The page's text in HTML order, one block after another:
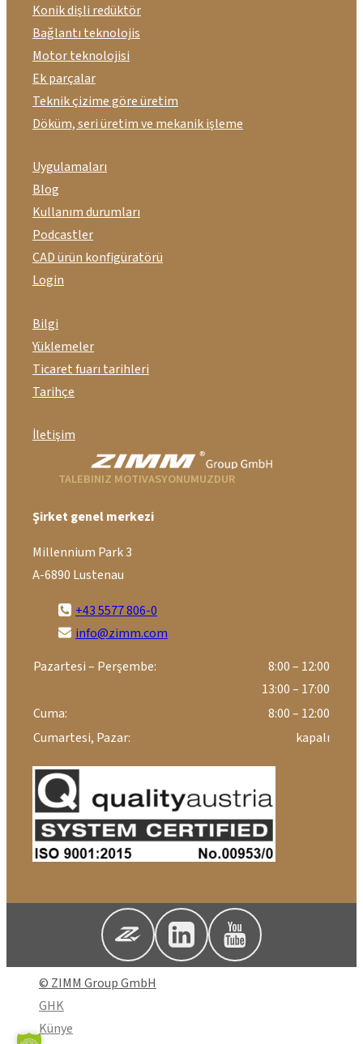
Konik dişli redüktör
Bağlantı teknolojis
Motor teknolojisi
Ek parçalar
Teknik çizime göre üretim
Döküm, seri üretim ve mekanik işleme
Uygulamaları
Blog
Kullanım durumları
Podcastler
CAD ürün konfigüratörü
Login
Bilgi
Yüklemeler
Ticaret fuarı tarihleri
Tarihçe
İletişim
TALEBINIZ MOTIVASYONUMUZDUR
Şirket genel merkezi
Millennium Park 3
A-6890 Lustenau
+43 5577 806-0
info@zimm.com
Pazartesi – Perşembe:
8:00 – 12:00
13:00 – 17:00
Cuma:
8:00 – 12:00
Cumartesi, Pazar:
kapalı
© ZIMM Group GmbH
GHK
Künye